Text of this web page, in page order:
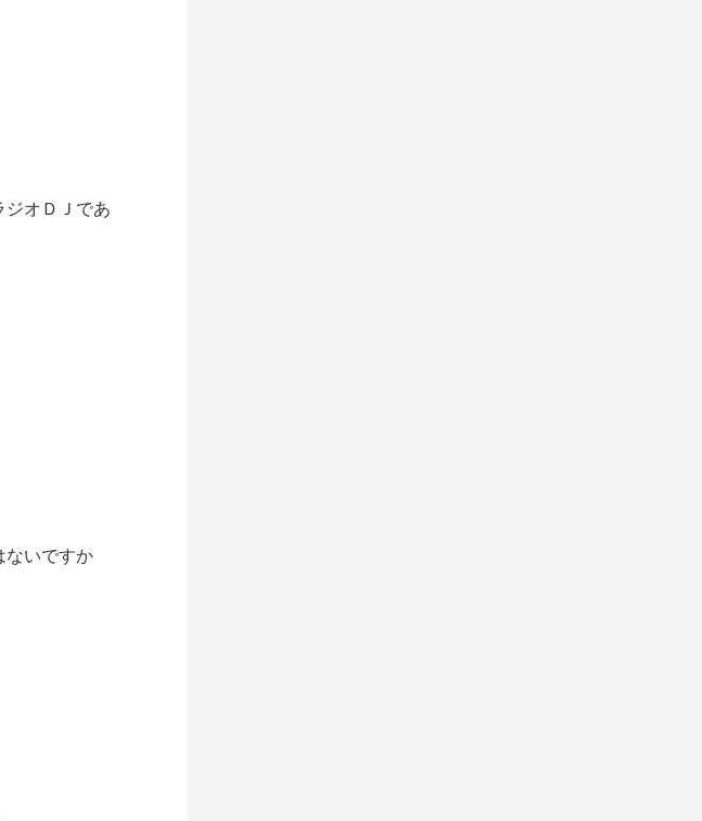
ジオＤＪであ
ないですか